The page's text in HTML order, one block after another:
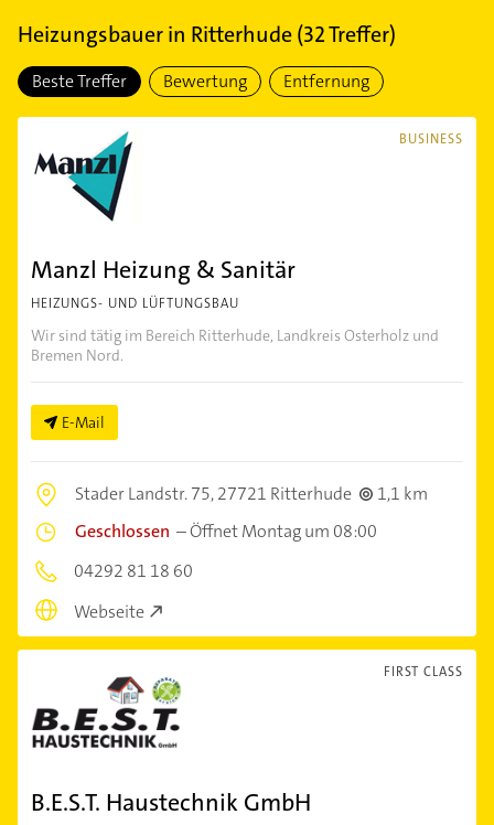
Heizungsbauerin Ritterhude(32Treffer)
Beste Treffer Bewertung Entfernung
BUSINESS
Manzl Heizung & Sanitär
HEIZUNGS- UND LÜFTUNGSBAU
Wir sind tätig im Bereich Ritterhude, Landkreis Osterholz und
Bremen Nord.
E-Mail
Stader Landstr. 75,27721 Ritterhude
1,1 km
Geschlossen –Öffnet Montag um 08:00
04292 81 18 60
Webseite
FIRST CLASS
B.E.S.T. Haustechnik GmbH